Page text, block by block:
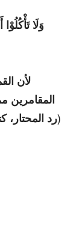
لأن
المقامرين
(رد المحتار، کتاب